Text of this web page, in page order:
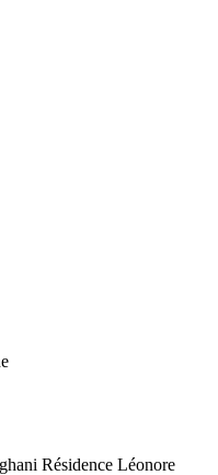
Résidence Léonore